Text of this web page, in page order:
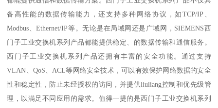
备高性能的数据传输能力，还支持多种网络协议，如TCP/IP、
Modbus、Ethernet/IP等。无论是在局域网还是广域网，SIEMENS西
门子工业交换机系列产品都能提供稳定、的数据传输和通信服务。
西门子工业交换机系列产品还拥有丰富的安全功能。通过支持
VLAN、QoS、ACL等网络安全技术，可以有效保护网络数据的安全
性和稳定性，防止未经授权的访问，并提供liuliang控制和优先级管
理，以满足不同应用的需求。值得一提的是西门子工业交换机系列